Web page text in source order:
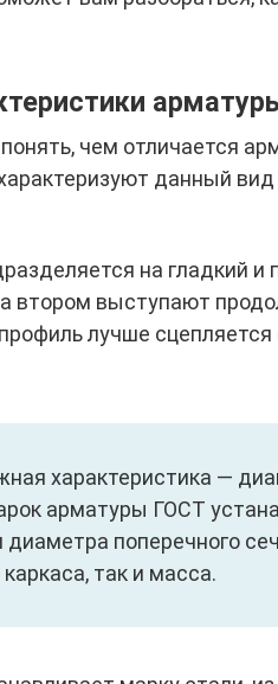
чем отличается
данный
на гладкий
втором выступают
лучше
характеристика —
арматуры ГОСТ
поперечного
так и масса.